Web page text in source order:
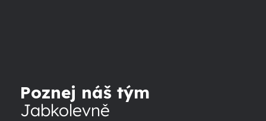
Poznej náš tým
Jabkolevně